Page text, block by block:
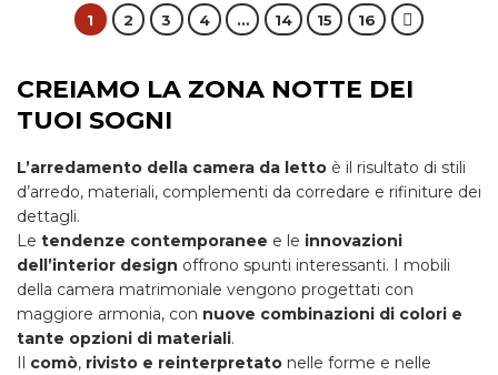
1 2 3 4 … 14 15 16
CREIAMO LA ZONA NOTTE DEI
TUOI SOGNI
L’arredamento della camera da letto è il risultato di stili
d’arredo, materiali, complementi da corredare e rifiniture dei
dettagli.
Le tendenze contemporanee e le innovazioni
dell’interior design offrono spunti interessanti. I mobili
della camera matrimoniale vengono progettati con
maggiore armonia, con nuove combinazioni di colori e
tante opzioni di materiali.
comò, rivisto e reinterpretato nelle forme e nelle